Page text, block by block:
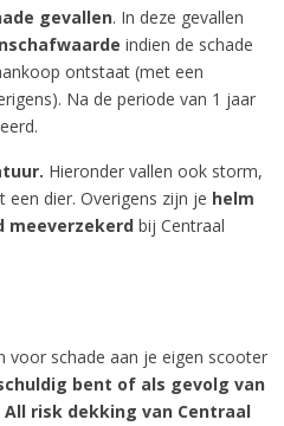
gevallen. In deze gevallen
indien de schade
ontstaat (met een
Na de periode van 1 jaar
Hieronder vallen ook storm,
dier. Overigens zijn je helm
meeverzekerd bij Centraal
voor schade aan je eigen scooter
bent of als gevolg van
All risk dekking van Centraal